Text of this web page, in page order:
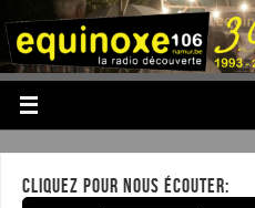
CLIQUEZ POUR NOUS ÉCOUTER: